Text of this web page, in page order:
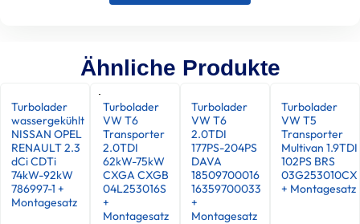
Ähnliche Produkte
Turbolader
wassergekühlt
NISSAN OPEL
RENAULT 2.3
dCi CDTi
74kW-92kW
786997-1 +
Montagesatz
Turbolader
VW T6
Transporter
2.0TDI
62kW-75kW
CXGA CXGB
04L253016S
+
Montagesatz
Turbolader
VW T6
2.0TDI
177PS-204PS
DAVA
18509700016
16359700033
+
Montagesatz
Turbolader
VW T5
Transporter
Multivan 1.9TDI
102PS BRS
03G253010CX
+ Montagesatz